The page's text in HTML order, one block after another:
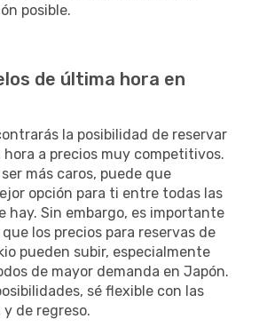
posible.
de última hora en
la posibilidad de reservar
a precios muy competitivos.
más caros, puede que
opción para ti entre todas las
hay. Sin embargo, es importante
los precios para reservas de
pueden subir, especialmente
de mayor demanda en Japón.
sé flexible con las
de regreso.